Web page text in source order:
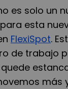
es solo un
esta
FlexiSpot.
de trabajo
más